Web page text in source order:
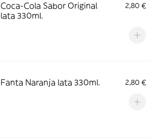
Coca-Cola Sabor Original
lata 330ml.
2,80 €
Fanta Naranja lata 330ml. 2,80 €